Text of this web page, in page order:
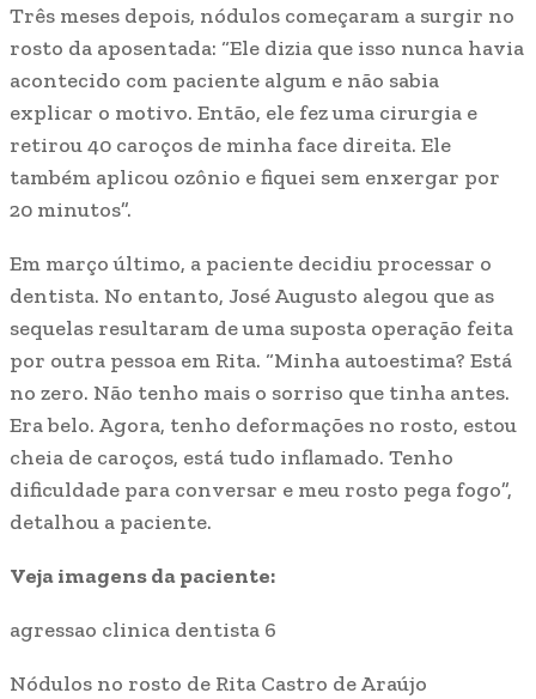
Três meses depois, nódulos começaram a surgir no
rosto da aposentada: “Ele dizia que isso nunca havia
acontecido com paciente algum e não sabia
explicar o motivo. Então, ele fez uma cirurgia e
retirou 40 caroços de minha face direita. Ele
também aplicou ozônio e fiquei sem enxergar por
20 minutos”.
Em março último, a paciente decidiu processar o
dentista. No entanto, José Augusto alegou que as
sequelas resultaram de uma suposta operação feita
por outra pessoa em Rita. “Minha autoestima? Está
no zero. Não tenho mais o sorriso que tinha antes.
Era belo. Agora, tenho deformações no rosto, estou
cheia de caroços, está tudo inflamado. Tenho
dificuldade para conversar e meu rosto pega fogo”,
detalhou a paciente.
Veja imagens da paciente:
agressao clinica dentista 6
Nódulos no rosto de Rita Castro de Araújo